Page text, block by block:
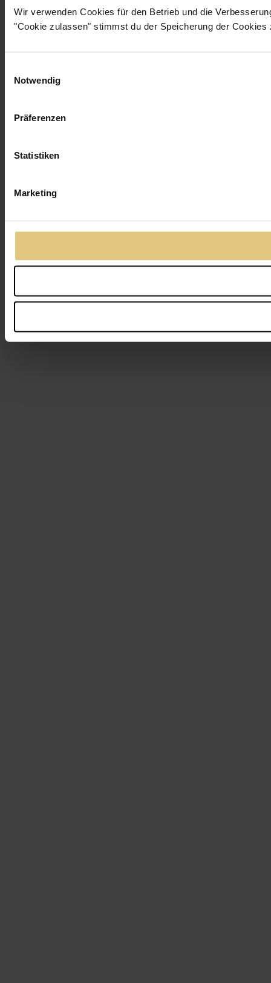
Wir verwenden Cookies für den Betrieb und die
"Cookie zulassen" stimmst du der Speicherung der Cookies
Notwendig
Präferenzen
Statistiken
Marketing